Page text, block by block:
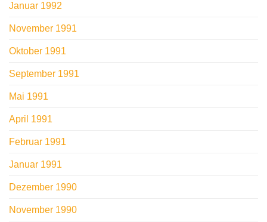
Januar 1992
November 1991
Oktober 1991
September 1991
Mai 1991
April 1991
Februar 1991
Januar 1991
Dezember 1990
November 1990